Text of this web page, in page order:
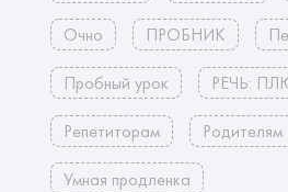
Очно ПРОБНИК
Пробный урок РЕЧЬ:
Репетиторам Родителям
Умная продленка